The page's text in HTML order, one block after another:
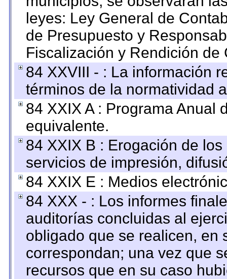
leyes: Ley General de
de Presupuesto y
Fiscalización y Rendición
84 XXVIII - : La información
términos de la normatividad
84 XXIX A : Programa Anual
equivalente.
84 XXIX B : Erogación de
servicios de impresión,
84 XXIX E : Medios
84 XXX - : Los informes
auditorías concluidas al
obligado que se realicen, en
correspondan; una vez que
recursos que en su caso